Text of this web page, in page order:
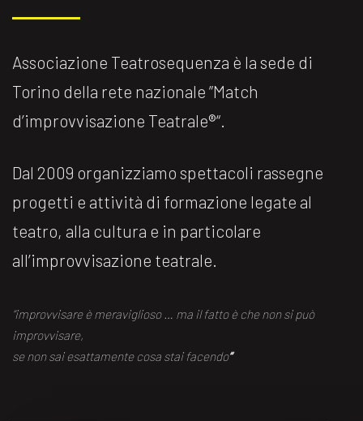
Associazione Teatrosequenza è la sede di
Torino della rete nazionale ”Match
d’improvvisazione Teatrale®️“.
Dal 2009 organizziamo spettacoli rassegne
progetti e attività di formazione legate al
teatro, alla cultura e in particolare
all’improvvisazione teatrale.
“improvvisare è meraviglioso … ma il fatto è che non si può
improvvisare,
se non sai esattamente cosa stai facendo“